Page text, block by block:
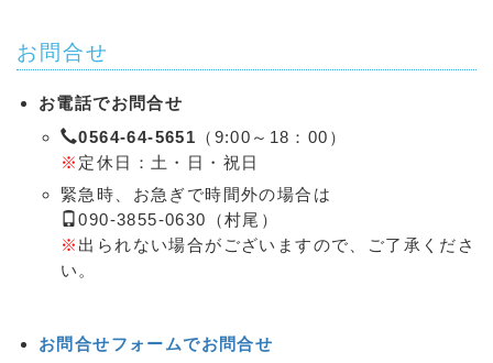
お問合せ
お電話でお問合せ
0564-64-5651 （9:00～18：00）
※ 定休日：土・日・祝日
緊急時、お急ぎで時間外の場合は
090-3855-0630（村尾）
※ 出られない場合がございますので、ご了承くださ
い。
お問合せフォームでお問合せ